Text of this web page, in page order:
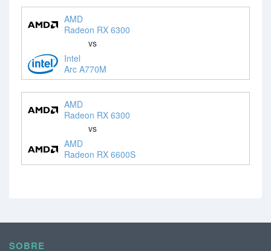
AMD
Radeon RX 6300
vs
Intel
Arc A770M
AMD
Radeon RX 6300
vs
AMD
Radeon RX 6600S
SOBRE